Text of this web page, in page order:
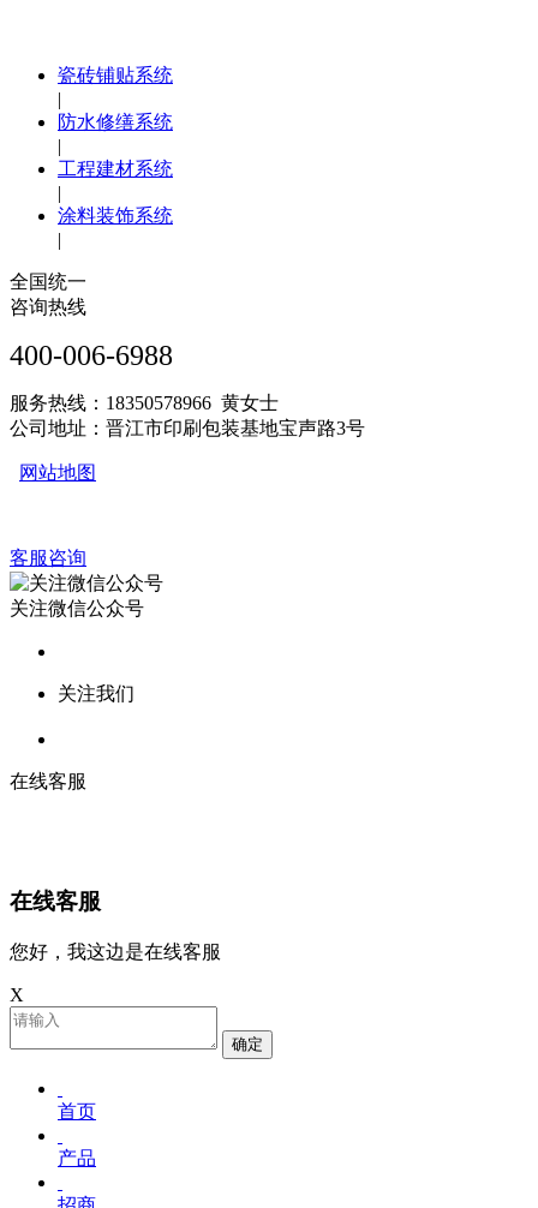
瓷砖铺贴系统
|
防水修缮系统
|
工程建材系统
|
涂料装饰系统
|
全国统一
咨询热线
400-006-6988
服务热线：18350578966 黄女士
公司地址：晋江市印刷包装基地宝声路3号
网站地图
客服咨询
关注微信公众号
关注我们
在线客服
在线客服
您好，我这边是在线客服
X
确定
首页
产品